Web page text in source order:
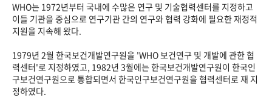
WHO는 1972년부터 국내에 수많은 연구 및 기술협력센터를 지정하고
이들 기관을 중심으로 연구기관 간의 연구와 협력 강화에 필요한 재정적
지원을 지속해 왔다.
1979년 2월 한국보건개발연구원을 'WHO 보건연구 및 개발에 관한 협
력센터'로 지정하였고, 1982년 3월에는 한국보건개발연구원이 한국인
구보건연구원으로 통합되면서 한국인구보건연구원을 협력센터로 재 지
정하였다.